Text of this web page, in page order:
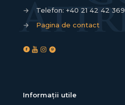
→
Telefon: +40 21 42 42 369
→
Pagina de contact
Informații utile